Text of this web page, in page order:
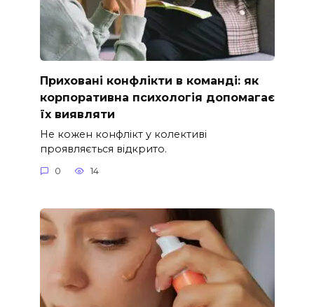
Приховані конфлікти в команді: як
корпоративна психологія допомагає
їх виявляти
Не кожен конфлікт у колективі
проявляється відкрито.
0 14